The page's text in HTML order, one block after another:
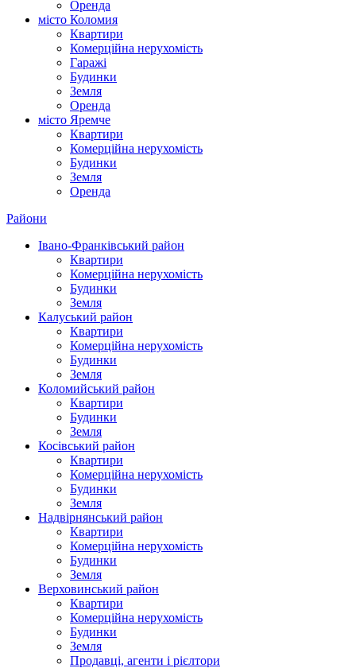
Оренда
місто Коломия
Квартири
Комерційна нерухомість
Гаражі
Будинки
Земля
Оренда
місто Яремче
Квартири
Комерційна нерухомість
Будинки
Земля
Оренда
Райони
Івано-Франківський район
Квартири
Комерційна нерухомість
Будинки
Земля
Калуський район
Квартири
Комерційна нерухомість
Будинки
Земля
Коломийський район
Квартири
Будинки
Земля
Косівський район
Квартири
Комерційна нерухомість
Будинки
Земля
Надвірнянський район
Квартири
Комерційна нерухомість
Будинки
Земля
Верховинський район
Квартири
Комерційна нерухомість
Будинки
Земля
Продавці, агенти і рієлтори